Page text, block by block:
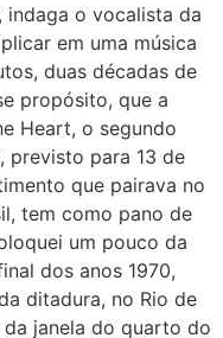
indaga o vocalista da
em uma música
duas décadas de
propósito, que a
Heart, o segundo
previsto para 13 de
que pairava no
tem como pano de
um pouco da
dos anos 1970,
ditadura, no Rio de
janela do quarto do